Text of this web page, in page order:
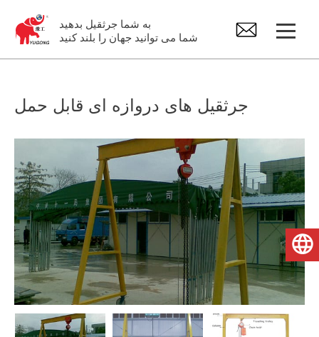
به شما جرثقیل بدهید
شما می توانید جهان را بلند کنید
جیب کرین
بالابر برقی
قطعات یدکی جرثقیل
درباره ما
اخبار
جرثقیل های دروازه ای قابل حمل
فارسی